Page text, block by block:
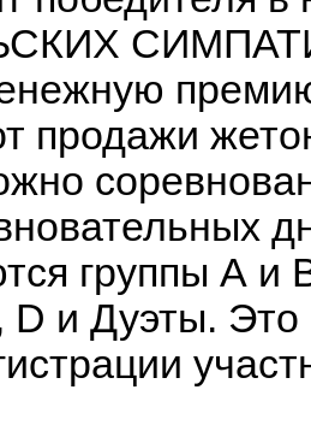
продажи
группы А и
D и Дуэты. Это